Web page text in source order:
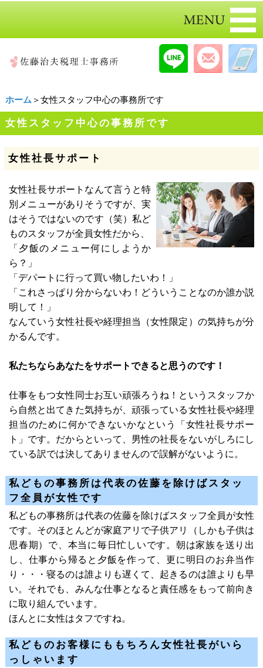
ホーム ＞女性スタッフ中心の事務所です
女性スタッフ中心の事務所です
女性社長サポート
女性社長サポートなんて言うと特
別メニューがありそうですが、実
はそうではないのです（笑）私ど
ものスタッフが全員女性だから、
「夕飯のメニュー何にしようか
ら？」
「デパートに行って買い物したいわ！」
「これさっぱり分からないわ！どういうことなのか誰か説
明して！」
なんていう女性社長や経理担当（女性限定）の気持ちが分
かるんです。
私たちならあなたをサポートできると思うのです！
仕事をもつ女性同士お互い頑張ろうね！というスタッフか
ら自然と出てきた気持ちが、頑張っている女性社長や経理
担当のために何かできないかなという「女性社長サポー
ト」です。だからといって、男性の社長をないがしろにし
ている訳では決してありませんので誤解がないように。
私どもの事務所は代表の佐藤を除けばスタッ
フ全員が女性です
私どもの事務所は代表の佐藤を除けばスタッフ全員が女性
です。そのほとんどが家庭アリで子供アリ（しかも子供は
思春期）で、本当に毎日忙しいです。朝は家族を送り出
し、仕事から帰ると夕飯を作って、更に明日のお弁当作
り・・・寝るのは誰よりも遅くて、起きるのは誰よりも早
い。それでも、みんな仕事となると責任感をもって前向き
に取り組んでいます。
ほんとに女性はタフですね。
私どものお客様にももちろん女性社長がいら
っしゃいます